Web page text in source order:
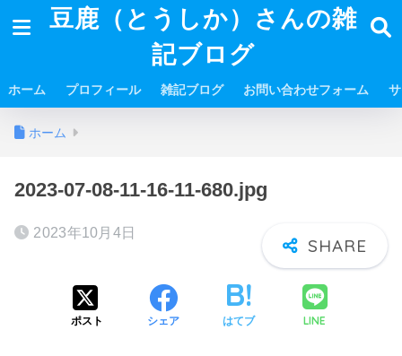
豆鹿（とうしか）さんの雑
記ブログ
ホーム プロフィール 雑記ブログ お問い合わせフォーム
ホーム
2023-07-08-11-16-11-680.jpg
2023年10月4日
ポスト シェア はてブ LINE